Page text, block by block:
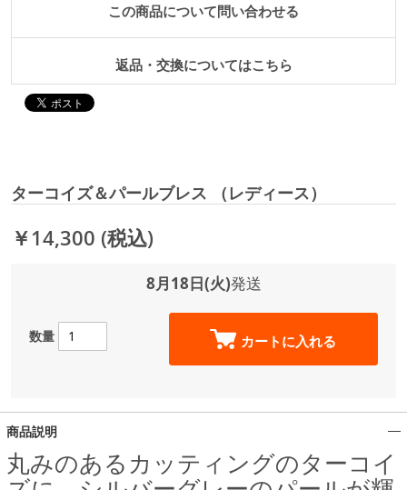
この商品について問い合わせる
返品・交換についてはこちら
ターコイズ＆パールブレス （レディース）
￥14,300 (税込)
8月18日(火)発送
数量 カートに入れる
商品説明
丸みのあるカッティングのターコイ